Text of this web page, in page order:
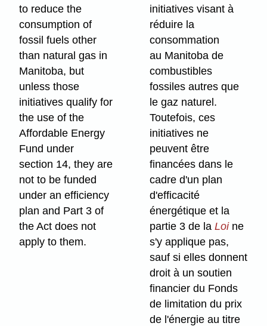
to reduce the
consumption of
fossil fuels other
than natural gas in
Manitoba, but
unless those
initiatives qualify for
the use of the
Affordable Energy
Fund under
section 14, they are
not to be funded
under an efficiency
plan and Part 3 of
the Act does not
apply to them.
initiatives visant à
réduire la
consommation
au Manitoba de
combustibles
fossiles autres que
le gaz naturel.
Toutefois, ces
initiatives ne
peuvent être
financées dans le
cadre d'un plan
d'efficacité
énergétique et la
partie 3 de laLoine
s'y applique pas,
sauf si elles donnent
droit à un soutien
financier du Fonds
de limitation du prix
de l'énergie au titre